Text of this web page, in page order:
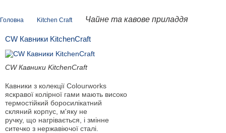
Головна Kitchen Craft Чайне та кавове приладдя
CW Кавники KitchenCraft
CW Кавники KitchenCraft
Кавники з колекції Colourworks
яскравої колірної гами мають високо
термостійкий боросилікатний
скляний корпус, м'яку не
ручку, що нагрівається, і змінне
ситечко з нержавіючої сталі.